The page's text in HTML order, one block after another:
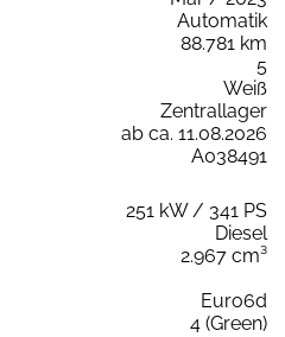
Automatik
88.781 km
5
Weiß
Zentrallager
ab ca. 11.08.2026
A038491
251 kW / 341 PS
Diesel
2.967 cm³
Euro6d
4 (Green)